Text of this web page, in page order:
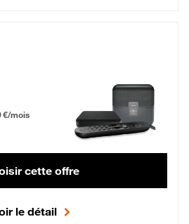
Fibre
mois puis 42,99 € par mois, Engagement 12 mois
€/mois
cette offre
le détail